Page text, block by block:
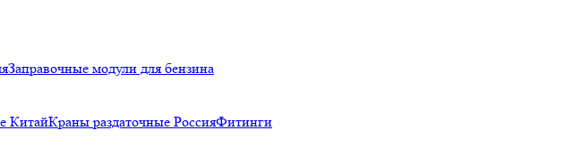
Заправочные модули для бензина
КитайКраны раздаточные РоссияФитинги